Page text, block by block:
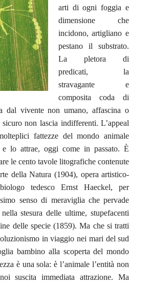
arti di ogni foggia e
dimensione che
incidono, artigliano e
pestano il substrato.
La pletora di
predicati, la
stravagante e
composita coda di
dal vivente non umano, affascina o
non lascia indifferenti. L’appeal
fattezze del mondo animale
e lo attrae, oggi come in passato. È
le cento tavole litografiche contenute
della Natura (1904), opera artistico-
tedesco Ernst Haeckel, per
senso di meraviglia che pervade
stesura delle ultime, stupefacenti
delle specie(1859). Ma che si tratti
in viaggio nei mari del sud
bambino alla scoperta del mondo
è una sola: è l’animale l’entità non
suscita immediata attrazione. Ma